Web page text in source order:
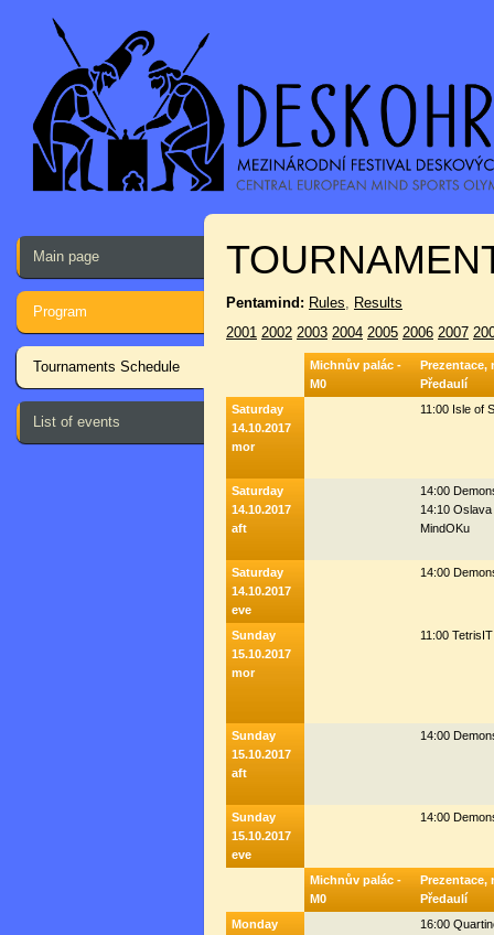
Main page
Program
Tournaments Schedule
List of events
Pentamind: Rules, Results
2001 2002 2003 2004 2005 2006 2007
Michnův palác -
M0
Prezentace,
Předaulí
Saturday
14.10.2017
mor
11:00 Isle of
Saturday
14.10.2017
aft
14:00
14:10
MindOKu
Saturday
14.10.2017
eve
14:00
Sunday
15.10.2017
mor
11:00
Sunday
15.10.2017
aft
14:00
Sunday
15.10.2017
eve
14:00
Michnův palác -
M0
Prezentace,
Předaulí
Monday
16:00